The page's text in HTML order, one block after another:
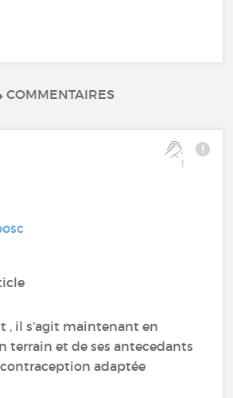
COMMENTAIRES
1
, il s’agit maintenant en
terrain et de ses antecedants
adaptée